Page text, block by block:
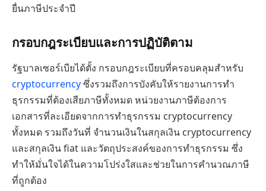
ยื่นภาษีประจำปี
กรอบกฎระเบียบและการปฏิบัติตาม
รัฐบาลเซอร์เบียได้ตั้ง กรอบกฎระเบียบที่ครอบคลุมสำหรับ
cryptocurrencyซึ่งรวมถึงการบังคับให้รายงานการทำ
ธุรกรรมที่ต้องเสียภาษีทั้งหมด หน่วยงานภาษีต้องการ
เอกสารที่ละเอียดจากการทำธุรกรรม cryptocurrency
ทั้งหมด รวมถึงวันที่ จำนวนเงินในสกุลเงิน cryptocurrency
และสกุลเงิน fiat และวัตถุประสงค์ของการทำธุรกรรม ซึ่ง
ทำให้มั่นใจได้ในความโปร่งใสและช่วยในการคำนวณภาษี
ที่ถูกต้อง